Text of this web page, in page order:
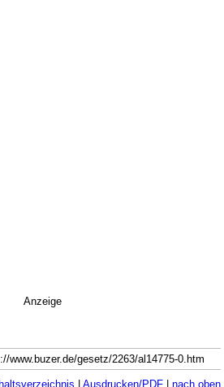
Anzeige
www.buzer.de/gesetz/2263/al14775-0.htm
| Ausdrucken/PDF| nach oben